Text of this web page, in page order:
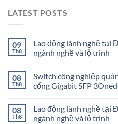
LATEST POSTS
09
Th8
Lao động lành nghề tại
ngành nghề và lộ trình
08
Th8
Switch công nghiệp
cổng Gigabit SFP
08
Th8
Lao động lành nghề tại
ngành nghề và lộ trình